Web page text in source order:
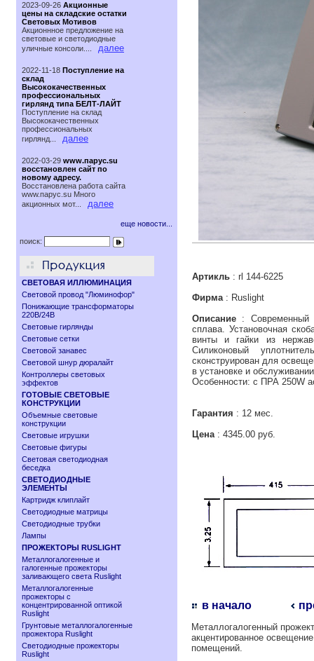
2023-09-26 Акционные
цены на складские остатки
Световых Мотивов
Акционнное предложение на
световые и светодиодные
уличные консоли....
далее
2022-11-18 Поступление на
склад
Высококачественных
профессиональных
гирлянд типа БЕЛТ-ЛАЙТ
Поступление на склад
Высококачественных
профессиональных
гирлянд...
далее
2022-03-29 www.парус.su
восстановлен сайт по
новому адресу.
Восстановлена работа сайта
www.паруc.su Много
акционных мот...
далее
еще новости...
поиск:
СВЕТОВАЯ ИЛЛЮМИНАЦИЯ
Световой провод "Люминофор"
Понижающие трансформаторы
220В/24В
Световые гирлянды
Световые сетки
Световой занавес
Световой шнур дюралайт
Контроллеры световых
эффектов
ГОТОВЫЕ СВЕТОВЫЕ
КОНСТРУКЦИИ
Объемные световые
конструкции
Световые игрушки
Световые фигуры
Световая светодиодная
беседка
СВЕТОДИОДНЫЕ
ЭЛЕМЕНТЫ
Картридж клиплайт
Светодиодные матрицы
Светодиодные трубки
Лампы
ПРОЖЕКТОРЫ RUSLIGHT
Металлогалогенные и
галогенные прожекторы
заливающего света Ruslight
Металлогалогенные
прожекторы с
концентрированной оптикой
Ruslight
Грунтовые металлогалогенные
прожектора Ruslight
Светодиодные прожекторы
Ruslight
Артикль : rl 144-6225
Фирма: Ruslight
Описание : Современный
сплава. Установочная
винты и гайки из
Силиконовый
сконструирован для
в установке и
Особенности: с ПРА 250W
Гарантия : 12 мес.
Цена: 4345.00 руб.
в начало
Металлогалогенный
акцентированное
помещений.